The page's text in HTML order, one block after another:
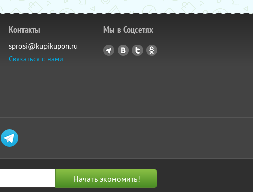
Контакты
sprosi@kupikupon.ru
Связаться с нами
Мы в Соцсетях